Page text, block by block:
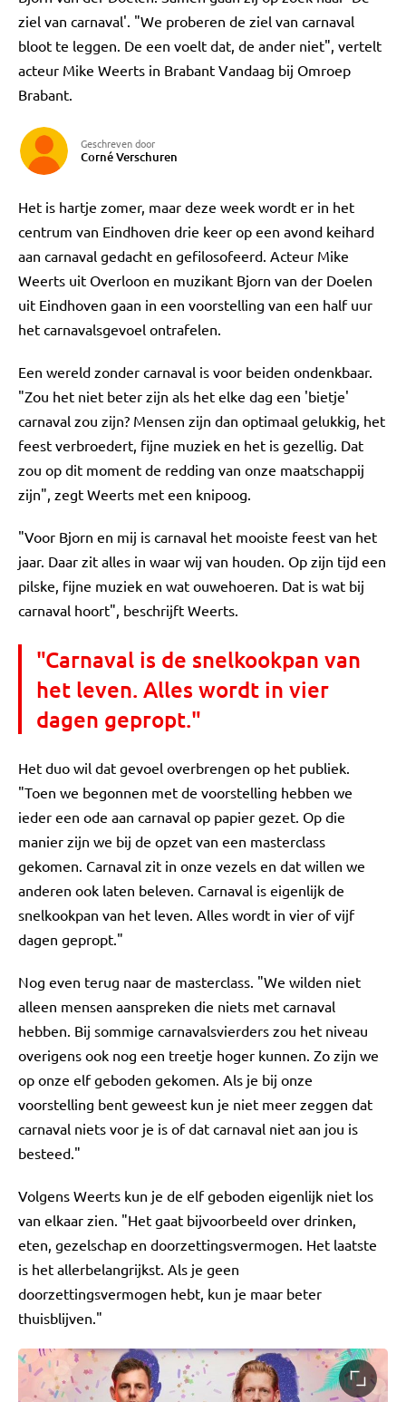
ziel van carnaval'. "We proberen de ziel van carnaval
bloot te leggen. De een voelt dat, de ander niet", vertelt
acteur Mike Weerts in Brabant Vandaag bij Omroep
Brabant.
Geschreven door
Corné Verschuren
Het is hartje zomer, maar deze week wordt er in het
centrum van Eindhoven drie keer op een avond keihard
aan carnaval gedacht en gefilosofeerd. Acteur Mike
Weerts uit Overloon en muzikant Bjorn van der Doelen
uit Eindhoven gaan in een voorstelling van een half uur
het carnavalsgevoel ontrafelen.
Een wereld zonder carnaval is voor beiden ondenkbaar.
"Zou het niet beter zijn als het elke dag een 'bietje'
carnaval zou zijn? Mensen zijn dan optimaal gelukkig, het
feest verbroedert, fijne muziek en het is gezellig. Dat
zou op dit moment de redding van onze maatschappij
zijn", zegt Weerts met een knipoog.
"Voor Bjorn en mij is carnaval het mooiste feest van het
jaar. Daar zit alles in waar wij van houden. Op zijn tijd een
pilske, fijne muziek en wat ouwehoeren. Dat is wat bij
carnaval hoort", beschrijft Weerts.
"Carnaval is de snelkookpan van
het leven. Alles wordt in vier
dagen gepropt."
Het duo wil dat gevoel overbrengen op het publiek.
"Toen we begonnen met de voorstelling hebben we
ieder een ode aan carnaval op papier gezet. Op die
manier zijn we bij de opzet van een masterclass
gekomen. Carnaval zit in onze vezels en dat willen we
anderen ook laten beleven. Carnaval is eigenlijk de
snelkookpan van het leven. Alles wordt in vier of vijf
dagen gepropt."
Nog even terug naar de masterclass. "We wilden niet
alleen mensen aanspreken die niets met carnaval
hebben. Bij sommige carnavalsvierders zou het niveau
overigens ook nog een treetje hoger kunnen. Zo zijn we
op onze elf geboden gekomen. Als je bij onze
voorstelling bent geweest kun je niet meer zeggen dat
carnaval niets voor je is of dat carnaval niet aan jou is
besteed."
Volgens Weerts kun je de elf geboden eigenlijk niet los
van elkaar zien. "Het gaat bijvoorbeeld over drinken,
eten, gezelschap en doorzettingsvermogen. Het laatste
is het allerbelangrijkst. Als je geen
doorzettingsvermogen hebt, kun je maar beter
thuisblijven."